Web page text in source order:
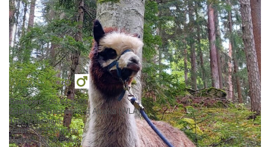
WLA Chicco
Geboren: 26.04.2021
Züchter: Wechselland Alpaka [WLA]
Typ: Huacaya
Vater: WIE Cyrano
Mutter: WLA Bailey